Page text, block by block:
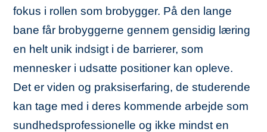
fokus i rollen som brobygger. På den lange
bane får brobyggerne gennem gensidig læring
en helt unik indsigt i de barrierer, som
mennesker i udsatte positioner kan opleve.
Det er viden og praksiserfaring, de studerende
kan tage med i deres kommende arbejde som
sundhedsprofessionelle og ikke mindst en